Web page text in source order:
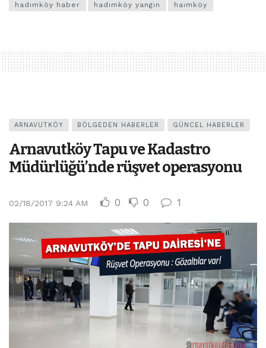
hadımköy haber
hadımköy yangın haımköy
ARNAVUTKÖY BÖLGEDEN HABERLER GÜNCEL HABERLER
Arnavutköy Tapu ve Kadastro
Müdürlüğü’nde rüşvet operasyonu
02/18/2017 9:24 AM 0 0 1